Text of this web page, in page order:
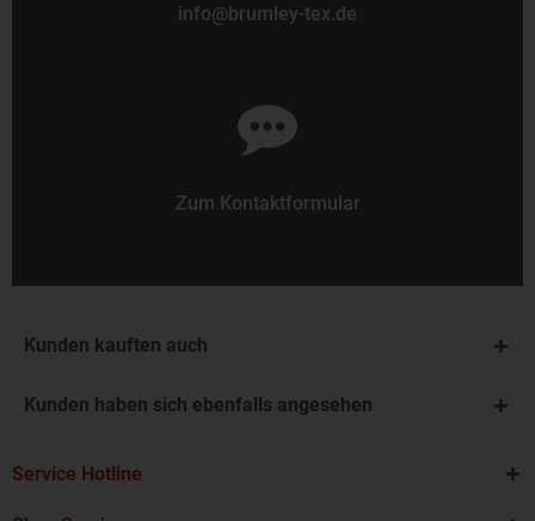
info@brumley-tex.de
Zum Kontaktformular
Kunden kauften auch
Kunden haben sich ebenfalls angesehen
Service Hotline